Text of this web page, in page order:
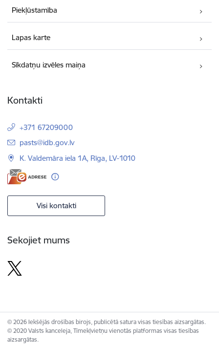
Piekļūstamība
Lapas karte
Sīkdatņu izvēles maiņa
Kontakti
+371 67209000
E-pasts:
pasts@idb.gov.lv
K. Valdemāra iela 1A, Rīga, LV-1010
Visi kontakti
Sekojiet mums
© 2026 Iekšējās drošības birojs, publicētā satura visas tiesības aizsargātas.
© 2020 Valsts kanceleja, Tīmekļvietņu vienotās platformas visas tiesības
aizsargātas.